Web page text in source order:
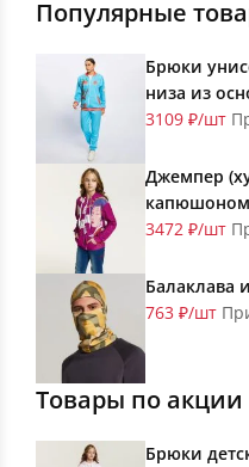
Популярные
Брюки
низа из
3109 ₽/шт
Джемпер
3472 ₽/шт
Балаклава
763 ₽/шт
Товары по акции
Брюки